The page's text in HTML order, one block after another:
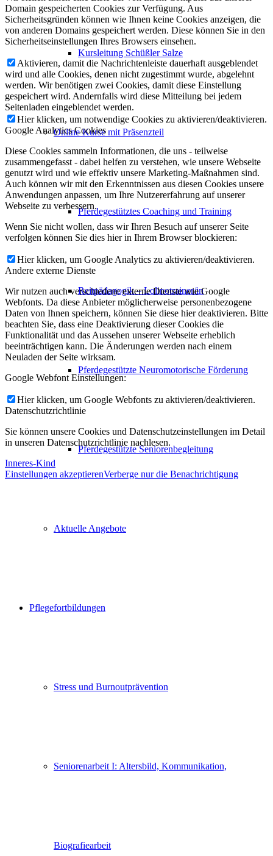
Kursleitung Schüßler Salze
Online Kurse mit Präsenzteil
Pferdegestütztes Coaching und Training
Reitpädagogik – Lolinotrainer/in
Pferdegestützte Neuromotorische Förderung
Pferdegestützte Seniorenbegleitung
Aktuelle Angebote
Pflegefortbildungen
Stress und Burnoutprävention
Seniorenarbeit I: Altersbild, Kommunikation,
Biografiearbeit
Domain gespeicherten Cookies zur Verfügung. Aus
Sicherheitsgründen können wie Ihnen keine Cookies anzeigen, die
von anderen Domains gespeichert werden. Diese können Sie in den
Sicherheitseinstellungen Ihres Browsers einsehen.
Aktivieren, damit die Nachrichtenleiste dauerhaft ausgeblendet
wird und alle Cookies, denen nicht zugestimmt wurde, abgelehnt
werden. Wir benötigen zwei Cookies, damit diese Einstellung
gespeichert wird. Andernfalls wird diese Mitteilung bei jedem
Seitenladen eingeblendet werden.
Hier klicken, um notwendige Cookies zu aktivieren/deaktivieren.
Google Analytics Cookies
Diese Cookies sammeln Informationen, die uns - teilweise
zusammengefasst - dabei helfen zu verstehen, wie unsere Webseite
genutzt wird und wie effektiv unsere Marketing-Maßnahmen sind.
Auch können wir mit den Erkenntnissen aus diesen Cookies unsere
Anwendungen anpassen, um Ihre Nutzererfahrung auf unserer
Webseite zu verbessern.
Wenn Sie nicht wollen, dass wir Ihren Besuch auf unserer Seite
verfolgen können Sie dies hier in Ihrem Browser blockieren:
Hier klicken, um Google Analytics zu aktivieren/deaktivieren.
Andere externe Dienste
Wir nutzen auch verschiedene externe Dienste wie Google
Webfonts. Da diese Anbieter möglicherweise personenbezogene
Daten von Ihnen speichern, können Sie diese hier deaktivieren. Bitte
beachten Sie, dass eine Deaktivierung dieser Cookies die
Funktionalität und das Aussehen unserer Webseite erheblich
beeinträchtigen kann. Die Änderungen werden nach einem
Neuladen der Seite wirksam.
Google Webfont Einstellungen:
Hier klicken, um Google Webfonts zu aktivieren/deaktivieren.
Datenschutzrichtlinie
Sie können unsere Cookies und Datenschutzeinstellungen im Detail
in unseren Datenschutzrichtlinie nachlesen.
Inneres-Kind
Einstellungen akzeptierenVerberge nur die Benachrichtigung